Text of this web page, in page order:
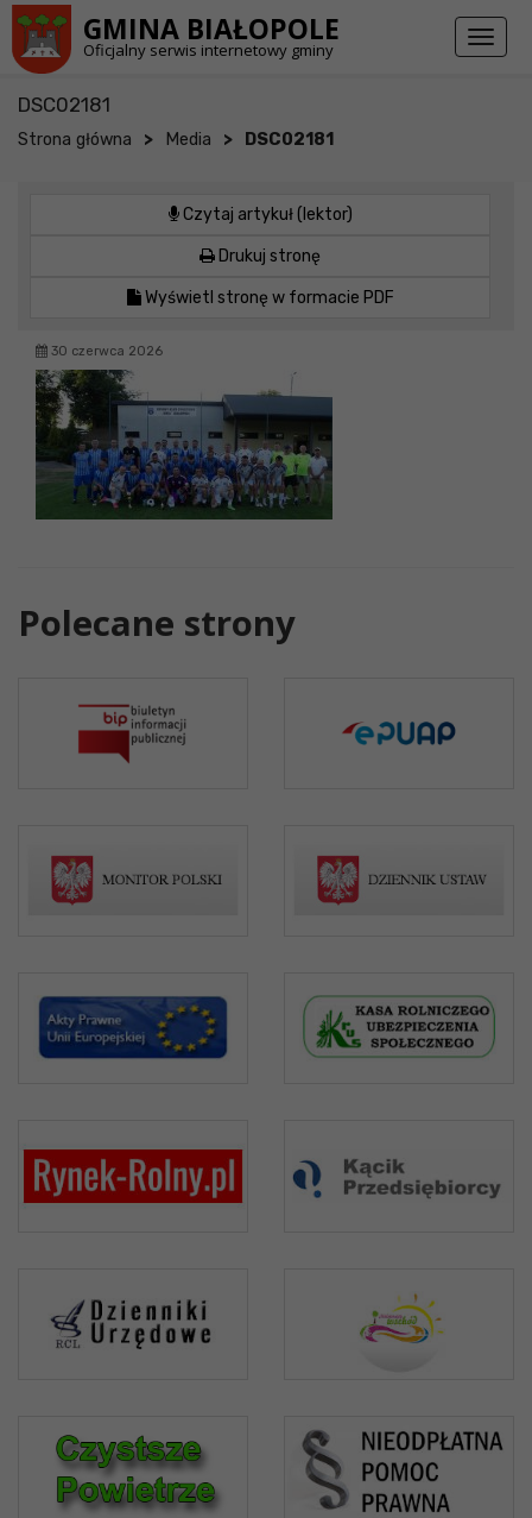
GMINA BIAŁOPOLE
Oficjalny serwis internetowy gminy
Toggle
DSC02181
Strona główna > Media > DSC02181
Czytaj artykuł (lektor)
Drukuj stronę
Wyświetl stronę w formacie PDF
30 czerwca 2026
Polecane strony